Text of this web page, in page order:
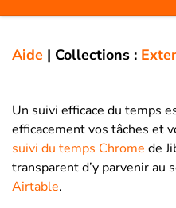
Aide | Collections :
Un suivi efficace du temps
efficacement vos tâches et
suivi du temps Chrome de
transparent d’y parvenir au
Airtable.